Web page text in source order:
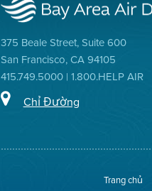
375 Beale Street, Suite 600
San Francisco, CA 94105
415.749.5000 | 1.800.HELP AIR
Chỉ Đường
Trang chủ